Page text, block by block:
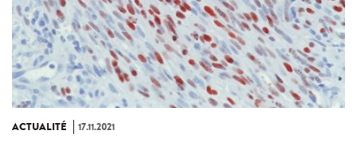
ACTUALITÉ 17.11.2021